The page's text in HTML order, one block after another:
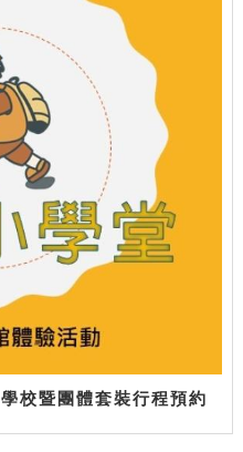
校暨團體套裝行程預約